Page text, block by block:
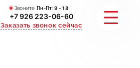
Звоните Пн-Пт:9 - 18
+7 926 223-06-60
Заказать звонок сейчас